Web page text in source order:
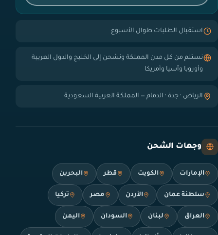
استقبال الطلبات طوال الأسبوع
نستلم من كل مدن المملكة ونشحن إلى الخليج والدول العربية
وأوروبا وآسيا وأمريكا
الرياض · جدة · الدمام — المملكة العربية السعودية
وجهات الشحن
الإمارات الكويت قطر البحرين
سلطنة عمان الأردن مصر تركيا
العراق لبنان السودان اليمن